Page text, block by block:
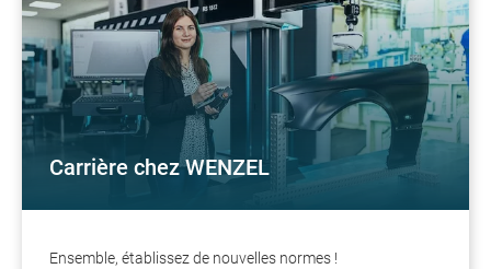
Carrière chez WENZEL
Ensemble, établissez de nouvelles normes !